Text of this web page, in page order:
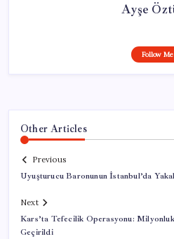
Ayşe
Follow Me
Other Articles
Previous
Uyuşturucu Baronunun İstanbul’da
Next
Kars’ta Tefecilik Operasyonu:
Geçirildi